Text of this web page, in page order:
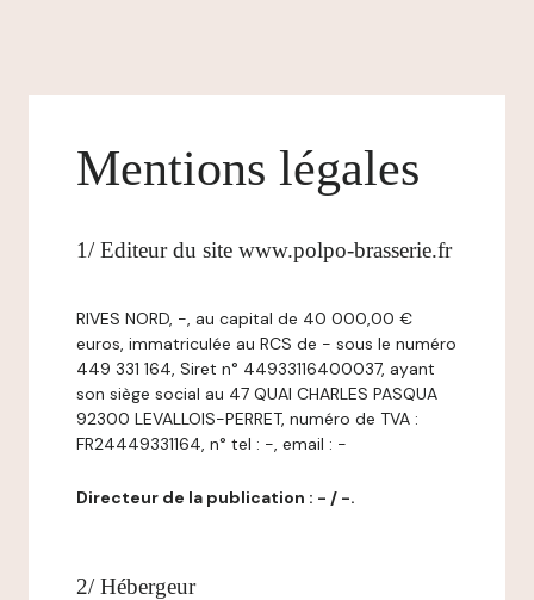
Mentions légales
1/ Editeur du site www.polpo-brasserie.fr
RIVES NORD, -, au capital de 40 000,00 €
euros, immatriculée au RCS de - sous le numéro
449 331 164, Siret n° 44933116400037, ayant
son siège social au 47 QUAI CHARLES PASQUA
92300 LEVALLOIS-PERRET, numéro de TVA :
FR24449331164, n° tel : -, email : -
Directeur de la publication : - / -.
2/ Hébergeur